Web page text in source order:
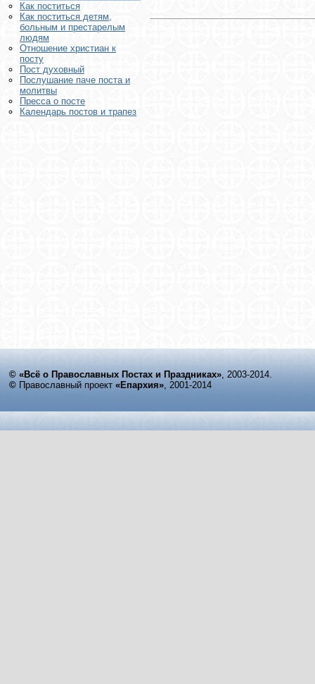
Как поститься
Как поститься детям,
больным и престарелым
людям
Отношение христиан к
посту
Пост духовный
Послушание паче поста и
молитвы
Пресса о посте
Календарь постов и трапез
© «Всё о Православных Постах и Праздниках», 2003-2014.
© Православный проект «Епархия», 2001-2014